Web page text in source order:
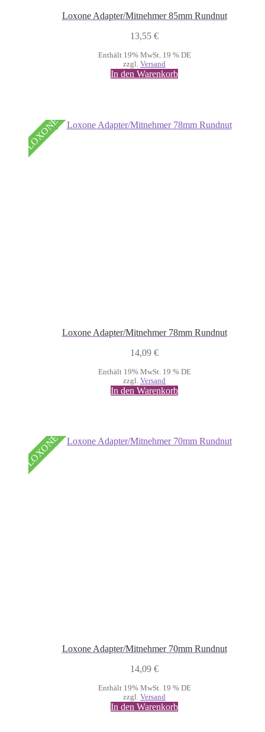
Loxone Adapter/Mitnehmer 85mm Rundnut
13,55 €
Enthält 19% MwSt. 19 % DE
zzgl. Versand
In den Warenkorb
LOXONE
Loxone Adapter/Mitnehmer 78mm Rundnut
14,09 €
Enthält 19% MwSt. 19 % DE
zzgl. Versand
In den Warenkorb
LOXONE
Loxone Adapter/Mitnehmer 70mm Rundnut
14,09 €
Enthält 19% MwSt. 19 % DE
zzgl. Versand
In den Warenkorb